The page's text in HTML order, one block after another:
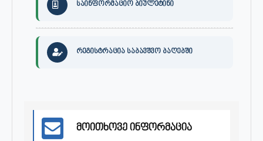
საინფორმაციო ბიულეტინი
რეგისტრაცია საბავშვო ბაღებში
მოითხოვე ინფორმაცია